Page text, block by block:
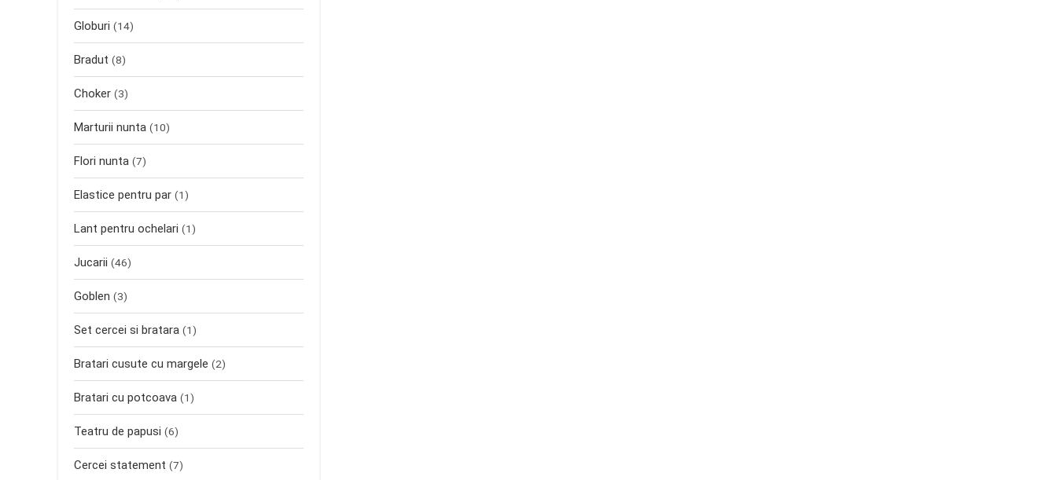
Globuri (14)
Bradut (8)
Choker (3)
Marturii nunta (10)
Flori nunta (7)
Elastice pentru par (1)
Lant pentru ochelari (1)
Jucarii (46)
Goblen (3)
Set cercei si bratara (1)
Bratari cusute cu margele (2)
Bratari cu potcoava (1)
Teatru de papusi (6)
Cercei statement (7)